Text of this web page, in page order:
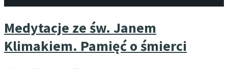
Medytacje ze św. Janem
Klimakiem. Pamięć o śmierci